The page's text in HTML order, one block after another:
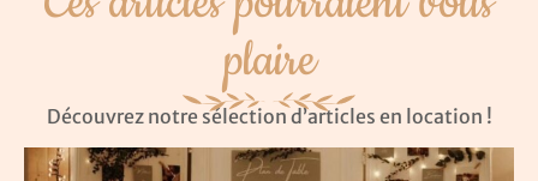
plaire
Découvrez notre sélection d’articles en location !